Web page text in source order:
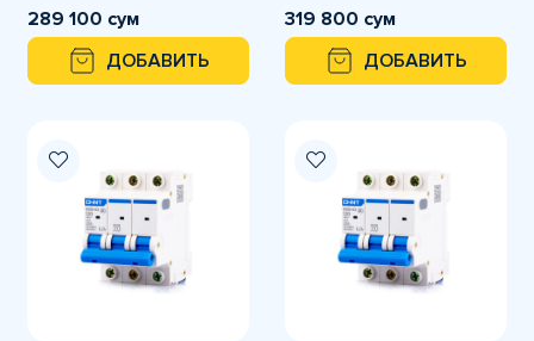
289 100 сум
ДОБАВИТЬ
319 800 сум
ДОБАВИТЬ